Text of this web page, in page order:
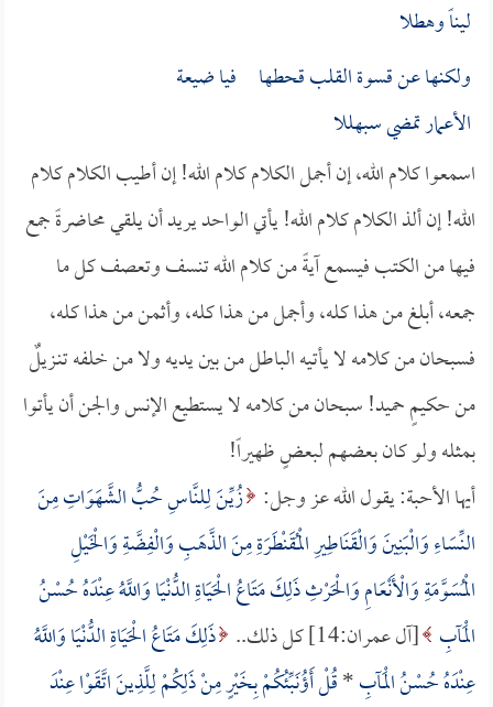
ليناً وهطلا
ولكنها عن قسوة القلب قحطها فيا ضيعة
الأعمار تمضي سبهللا
اسمعوا كلام الله، إن أجمل الكلام كلام الله! إن أطيب الكلام كلام
الله! إن ألذ الكلام كلام الله! يأتي الواحد يريد أن يلقي محاضرةً جمع
فيها من الكتب فيسمع آيةً من كلام الله تنسف وتعصف كل ما
جمعه، أبلغ من هذا كله، وأجمل من هذا كله، وأثمن من هذا كله،
فسبحان من كلامه لا يأتيه الباطل من بين يديه ولا من خلفه تنـزيلٌ
من حكيمٍ حميد! سبحان من كلامه لا يستطيع الإنس والجن أن يأتوا
بمثله ولو كان بعضهم لبعضٍ ظهيراً!
أيها الأحبة: يقول الله عز وجل: زُيِّنَ لِلنَّاسِ حُبُّ الشَّهَوَاتِ مِنَ
النِّسَاءِ وَالْبَنِينَ وَالْقَنَاطِيرِ الْمُقَنْطَرَةِ مِنَ الذَّهَبِ وَالْفِضَّةِ وَالْخَيْلِ
الْمُسَوَّمَةِ وَالْأَنْعَامِ وَالْحَرْثِ ذَلِكَ مَتَاعُ الْحَيَاةِ الدُّنْيَا وَاللَّهُ عِنْدَهُ حُسْنُ
الْمَآبِ [آل عمران:14] كل ذلك..
ذَلِكَ مَتَاعُ الْحَيَاةِ الدُّنْيَا وَاللَّهُ
عِنْدَهُ حُسْنُ الْمَآبِ*قُلْ أَؤُنَبِّئُكُمْ بِخَيْرٍ مِنْ ذَلِكُمْ لِلَّذِينَ اتَّقَوْا عِنْدَ